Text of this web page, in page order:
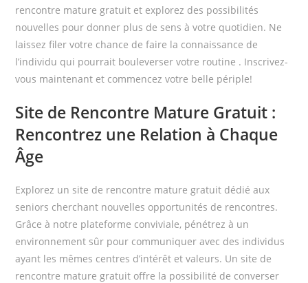
rencontre mature gratuit et explorez des possibilités
nouvelles pour donner plus de sens à votre quotidien. Ne
laissez filer votre chance de faire la connaissance de
l’individu qui pourrait bouleverser votre routine . Inscrivez-
vous maintenant et commencez votre belle périple!
Site de Rencontre Mature Gratuit :
Rencontrez une Relation à Chaque
Âge
Explorez un site de rencontre mature gratuit dédié aux
seniors cherchant nouvelles opportunités de rencontres.
Grâce à notre plateforme conviviale, pénétrez à un
environnement sûr pour communiquer avec des individus
ayant les mêmes centres d’intérêt et valeurs. Un site de
rencontre mature gratuit offre la possibilité de converser